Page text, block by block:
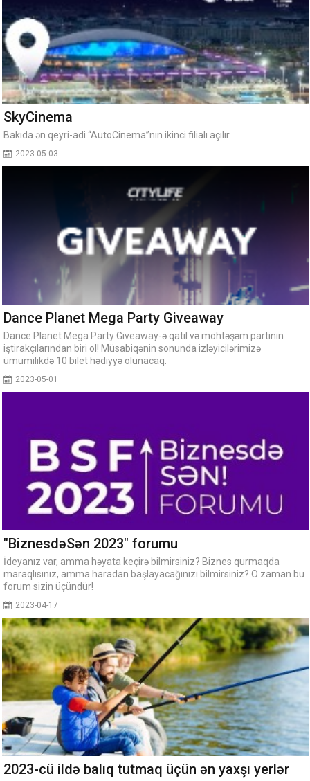
SkyCinema
Bakıda ən qeyri-adi “AutoCinema”nın ikinci filialı açılır
2023-05-03
Dance Planet Mega Party Giveaway
Dance Planet Mega Party Giveaway-ə qatıl və möhtəşəm partinin
iştirakçılarından biri ol! Müsabiqənin sonunda izləyicilərimizə
ümumilikdə 10 bilet hədiyyə olunacaq.
2023-05-01
"BiznesdəSən 2023" forumu
İdeyanız var, amma həyata keçirə bilmirsiniz? Biznes qurmaqda
maraqlısınız, amma haradan başlayacağınızı bilmirsiniz? O zaman bu
forum sizin üçündür!
2023-04-17
2023-cü ildə balıq tutmaq üçün ən yaxşı yerlər